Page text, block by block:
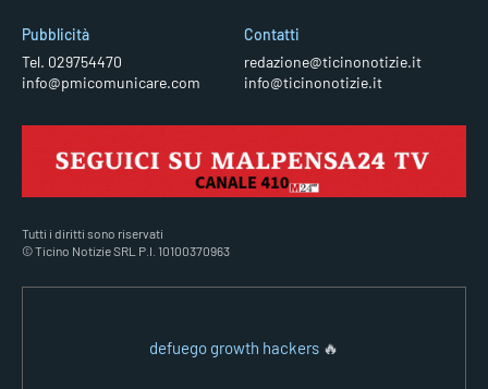
Pubblicità
Tel. 029754470
info@pmicomunicare.com
Contatti
redazione@ticinonotizie.it
info@ticinonotizie.it
Tutti i diritti sono riservati
© Ticino Notizie SRL P.I. 10100370963
defuego growth hackers 🔥